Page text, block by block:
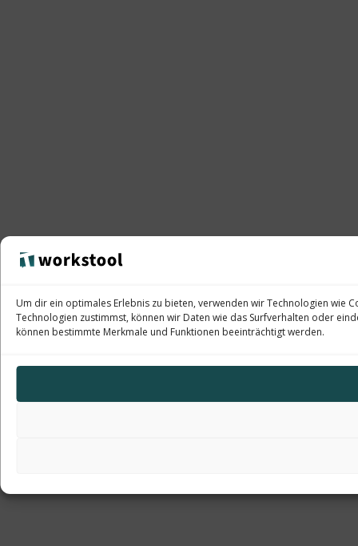
Um dir ein optimales Erlebnis zu bieten, verwenden wir Technologien wie
Technologien zustimmst, können wir Daten wie das Surfverhalten oder
können bestimmte Merkmale und Funktionen beeinträchtigt werden.